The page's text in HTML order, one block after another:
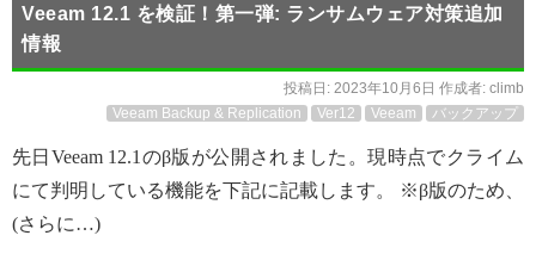
Veeam 12.1 を検証！第一弾: ランサムウェア対策追加
情報
投稿日: 2023年10月6日 作成者: climb
Veeam Backup & Replication
Ver12 Veeam バックアップ
先日Veeam 12.1のβ版が公開されました。現時点でクライム
にて判明している機能を下記に記載します。 ※β版のため、
(さらに…)